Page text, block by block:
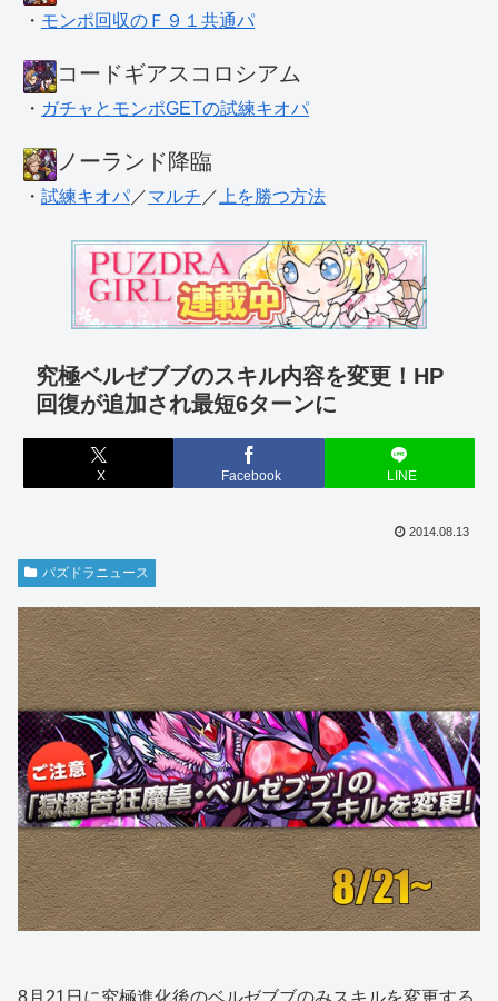
・ モンポ回収のＦ９１共通パ
コードギアスコロシアム
・ ガチャとモンポGETの試練キオパ
ノーランド降臨
・ 試練キオパ ／マルチ ／ 上を勝つ方法
究極ベルゼブブのスキル内容を変更！HP
回復が追加され最短6ターンに
X Facebook LINE
2014.08.13
パズドラニュース
8月21日に究極進化後のベルゼブブのみスキルを変更する